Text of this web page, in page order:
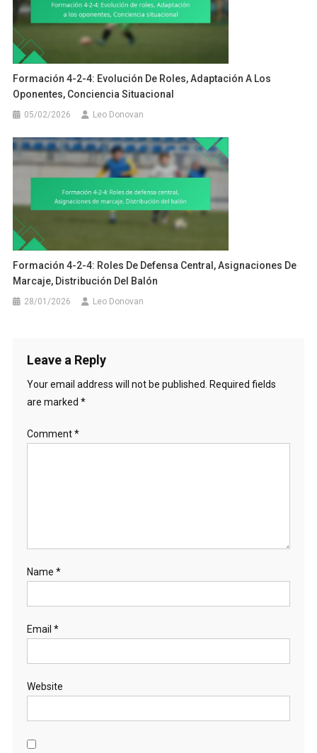
Formación 4-2-4: Evolución De Roles, Adaptación A Los
Oponentes, Conciencia Situacional
05/02/2026 Leo Donovan
Formación 4-2-4: Roles De Defensa Central, Asignaciones De
Marcaje, Distribución Del Balón
28/01/2026 Leo Donovan
Leave a Reply
Your email address will not be published. Required fields
are marked *
Comment*
Name *
Email *
Website